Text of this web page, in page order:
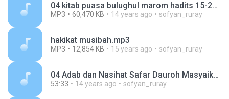
04 kitab puasa bulughul marom hadits 15-20.mp3
MP3 60,470 KB 14 years ago sofyan_ruray
hakikat musibah.mp3
MP3 12,854 KB 15 years ago sofyan_ruray
04 Adab dan Nasihat Safar Dauroh Masyaikh Jogya 1432 H.mp3
53:33 14 years ago sofyan_ruray